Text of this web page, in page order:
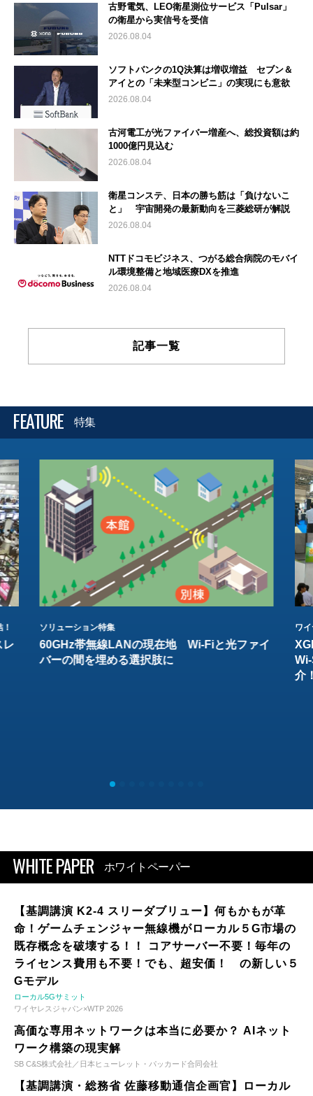
古野電気、LEO衛星測位サービス「Pulsar」
の衛星から実信号を受信
2026.08.04
ソフトバンクの1Q決算は増収増益 セブン＆
アイとの「未来型コンビニ」の実現にも意欲
2026.08.04
古河電工が光ファイバー増産へ、総投資額は約
1000億円見込む
2026.08.04
衛星コンステ、日本の勝ち筋は「負けないこ
と」 宇宙開発の最新動向を三菱総研が解説
2026.08.04
NTTドコモビジネス、つがる総合病院のモバイ
ル環境整備と地域医療DXを推進
2026.08.04
記事一覧
FEATURE 特集
レ
ソリューション特集
60GHz帯無線LANの現在地 Wi-Fiと光ファイ
バーの間を埋める選択肢に
ワ
介
WHITE PAPER ホワイトペーパー
【基調講演 K2-4 スリーダブリュー】何もかもが革
命！ゲームチェンジャー無線機がローカル５G市場の
既存概念を破壊する！！ コアサーバー不要！毎年の
ライセンス費用も不要！でも、超安価！ の新しい５
Gモデル
ローカル5Gサミット
ワイヤレスジャパン×WTP 2026
高価な専用ネットワークは本当に必要か？ AIネット
ワーク構築の現実解
SB C&S株式会社／日本ヒューレット・パッカード合同会社
【基調講演・総務省 佐藤移動通信企画官】ローカル